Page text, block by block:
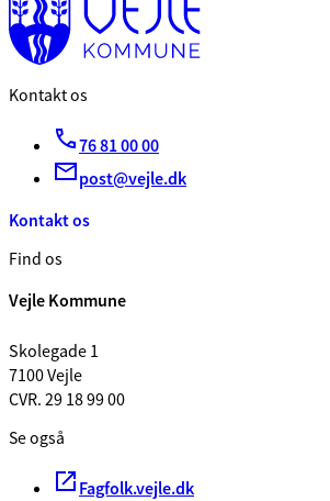
Kontakt os
76 81 00 00
post@vejle.dk
Kontakt os
Find os
Vejle Kommune
Skolegade 1
7100 Vejle
CVR. 29 18 99 00
Se også
Fagfolk.vejle.dk